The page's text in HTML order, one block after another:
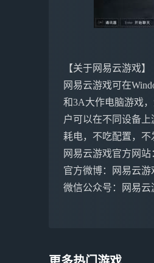
【关于网易云游戏】
网易云游戏可在
和3A大作电脑游戏
户可以在不同设备
耗电，不吃配置，不
网易云游戏官方网站
官方微博：网易云游
微信公众号：网易云